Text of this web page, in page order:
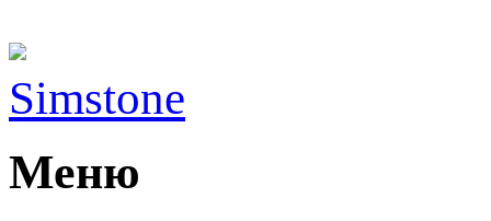
Simstone
Меню